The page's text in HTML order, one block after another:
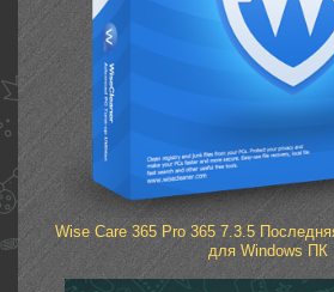
Wise Care 365 Pro 365 7.3.5
для Windows ПК